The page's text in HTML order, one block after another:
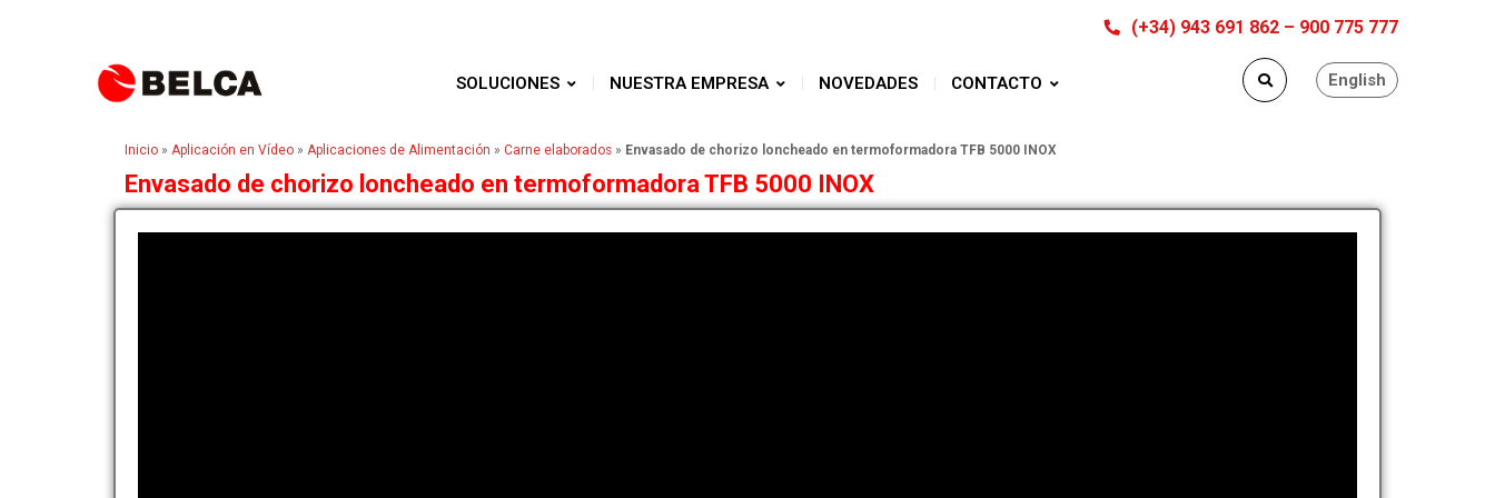
(+34) 943 691 862 – 900 775 777
English
SOLUCIONES NUESTRA EMPRESA NOVEDADES CONTACTO
Inicio » Aplicación en Vídeo » Aplicaciones de Alimentación » Carne elaborados » Envasado de chorizo loncheado en termoformadora TFB 5000 INOX
Envasado de chorizo loncheado en termoformadora TFB 5000 INOX